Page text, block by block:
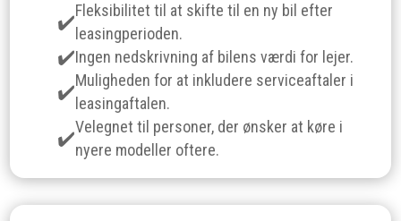
Fleksibilitet til at skifte til en ny bil efter
leasingperioden.
Ingen nedskrivning af bilens værdi for lejer.
Muligheden for at inkludere serviceaftaler i
leasingaftalen.
Velegnet til personer, der ønsker at køre i
nyere modeller oftere.